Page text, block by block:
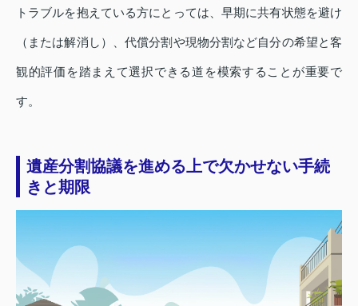
トラブルを抱えている方にとっては、早期に共有状態を避け
（または解消し）、代償分割や現物分割など自分の希望と客
観的評価を踏まえて選択できる道を模索することが重要で
す。
遺産分割協議を進める上で欠かせない手続
きと期限